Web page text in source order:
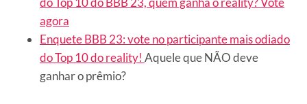
agora
Enquete BBB 23: vote no participante mais odiado
do Top 10 do reality! Aquele que NÃO deve
ganhar o prêmio?